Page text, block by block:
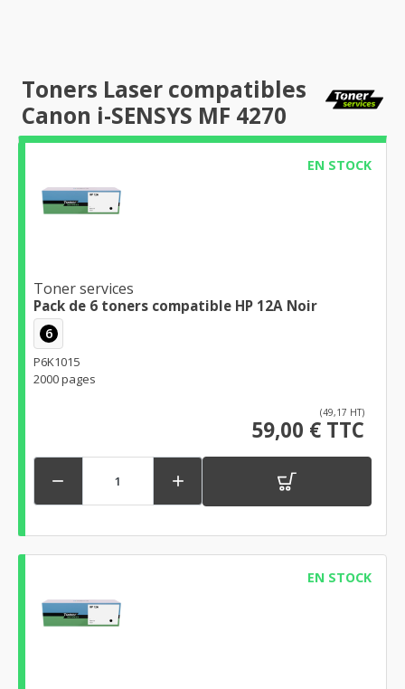
Toners Laser compatibles
Canon i-SENSYS MF 4270
EN STOCK
Toner services
Pack de 6 toners compatible HP 12A Noir
6
P6K1015
2000 pages
(49,17 HT)
59,00 € TTC
 
EN STOCK